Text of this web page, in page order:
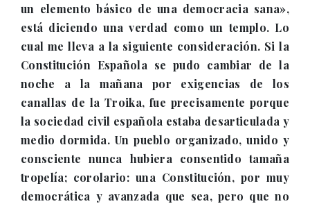
un elemento básico de una democracia sana»,
está diciendo una verdad como un templo. Lo
cual me lleva a la siguiente consideración. Si la
Constitución Española se pudo cambiar de la
noche a la mañana por exigencias de los
canallas de la Troika, fue precisamente porque
la sociedad civil española estaba desarticulada y
medio dormida. Un pueblo organizado, unido y
consciente nunca hubiera consentido tamaña
tropelía; corolario: una Constitución, por muy
democrática y avanzada que sea, pero que no